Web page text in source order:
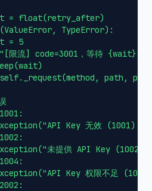
= float(retry_after)
TypeError):
= 5
限流] code=3001，等待
path,
Key 无效 (1001)，
未提供 API Key (1002)
Key 权限不足 (1004)